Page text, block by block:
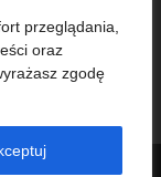
przeglądania,
oraz
zgodę